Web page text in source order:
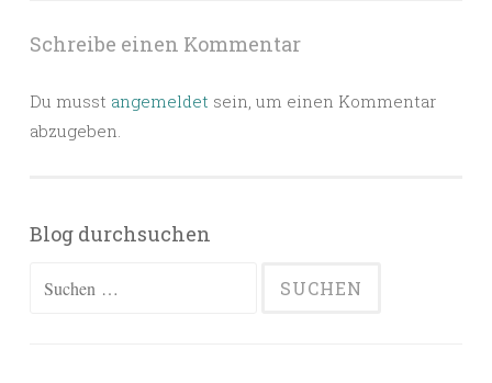
Schreibe einen Kommentar
Du musst angemeldet sein, um einen Kommentar
abzugeben.
Blog durchsuchen
Suchen